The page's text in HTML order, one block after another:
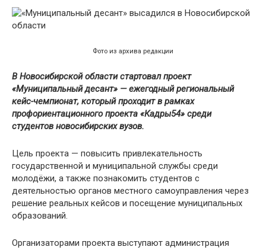
Фото из архива редакции
В Новосибирской области стартовал проект
«Муниципальный десант» — ежегодный региональный
кейс-чемпионат, который проходит в рамках
профориентационного проекта «Кадры54» среди
студентов новосибирских вузов.
Цель проекта — повысить привлекательность
государственной и муниципальной службы среди
молодёжи, а также познакомить студентов с
деятельностью органов местного самоуправления через
решение реальных кейсов и посещение муниципальных
образований.
Организаторами проекта выступают администрация